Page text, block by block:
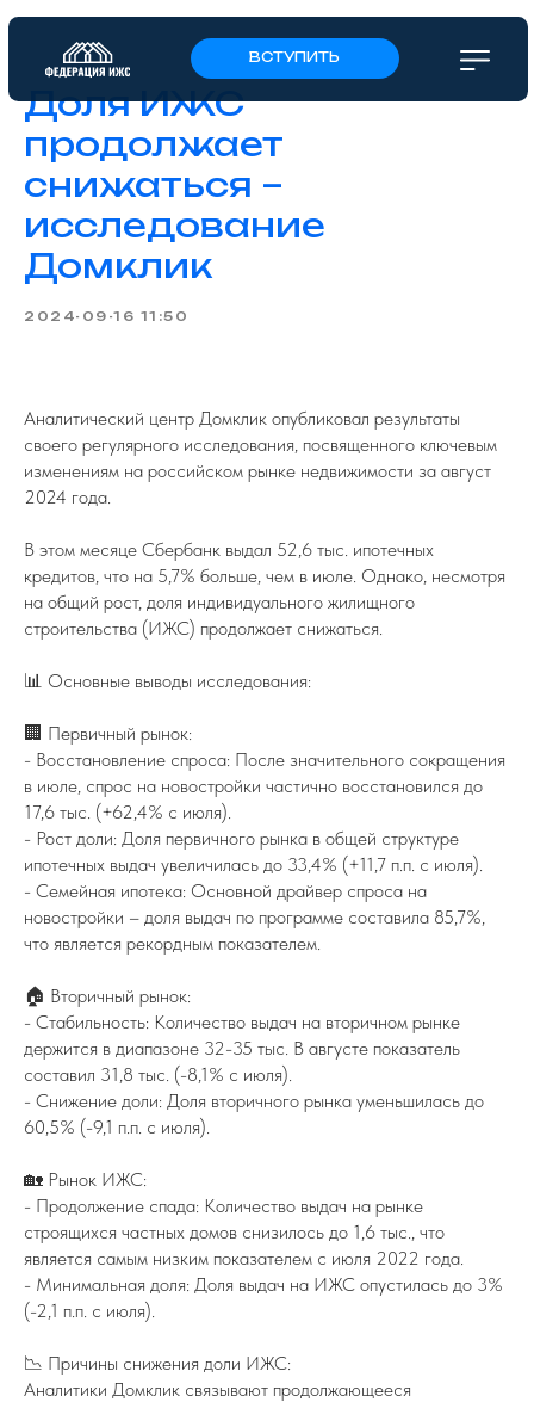
ВСТУПИТЬ
Доля ИЖС
продолжает
снижаться –
исследование
Домклик
2024-09-16 11:50
Аналитический центр Домклик опубликовал результаты
своего регулярного исследования, посвященного ключевым
изменениям на российском рынке недвижимости за август
2024 года.
В этом месяце Сбербанк выдал 52,6 тыс. ипотечных
кредитов, что на 5,7% больше, чем в июле. Однако, несмотря
на общий рост, доля индивидуального жилищного
строительства (ИЖС) продолжает снижаться.
📊 Основные выводы исследования:
🏢 Первичный рынок:
- Восстановление спроса: После значительного сокращения
в июле, спрос на новостройки частично восстановился до
17,6 тыс. (+62,4% с июля).
- Рост доли: Доля первичного рынка в общей структуре
ипотечных выдач увеличилась до 33,4% (+11,7 п.п. с июля).
- Семейная ипотека: Основной драйвер спроса на
новостройки – доля выдач по программе составила 85,7%,
что является рекордным показателем.
🏠 Вторичный рынок:
- Стабильность: Количество выдач на вторичном рынке
держится в диапазоне 32-35 тыс. В августе показатель
составил 31,8 тыс. (-8,1% с июля).
- Снижение доли: Доля вторичного рынка уменьшилась до
60,5% (-9,1 п.п. с июля).
🏡 Рынок ИЖС:
- Продолжение спада: Количество выдач на рынке
строящихся частных домов снизилось до 1,6 тыс., что
является самым низким показателем с июля 2022 года.
- Минимальная доля: Доля выдач на ИЖС опустилась до 3%
(-2,1 п.п. с июля).
📉 Причины снижения доли ИЖС:
Аналитики Домклик связывают продолжающееся